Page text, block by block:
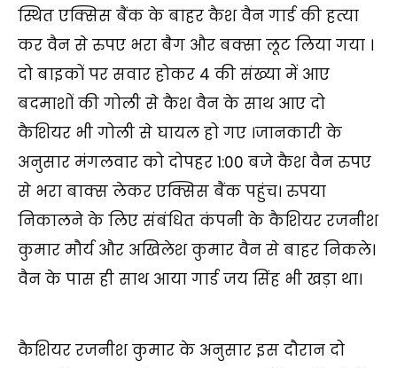
स्थित एक्सिस बैंक के बाहर कैश वैन गार्ड की हत्या
कर वैन से रुपए भरा बैग और बक्सा लूट लिया गया ।
दो बाइकों पर सवार होकर 4 की संख्या में आए
बदमाशों की गोली से कैश वैन के साथ आए दो
कैशियर भी गोली से घायल हो गए ।जानकारी के
अनुसार मंगलवार को दोपहर 1:00 बजे कैश वैन रुपए
से भरा बाक्स लेकर एक्सिस बैंक पहुंच। रुपया
निकालने के लिए संबंधित कंपनी के कैशियर रजनीश
कुमार मौर्य और अखिलेश कुमार वैन से बाहर निकले।
वैन के पास ही साथ आया गार्ड जय सिंह भी खड़ा था।
कैशियर रजनीश कुमार के अनुसार इस दौरान दो